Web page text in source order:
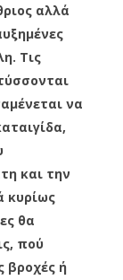
αλλά
Τις
να
και την
κυρίως
θα
πού
βροχές ή